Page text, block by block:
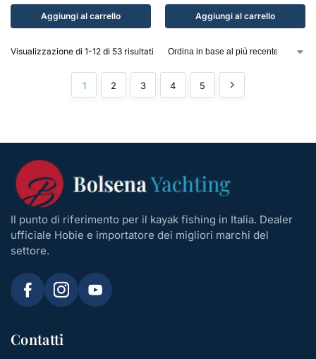
Aggiungi al carrello Aggiungi al carrello
Visualizzazione di 1-12 di 53 risultati
1 2 3 4 5
Il punto di riferimento per il kayak fishing in Italia. Dealer
ufficiale Hobie e importatore dei migliori marchi del
settore.
Contatti